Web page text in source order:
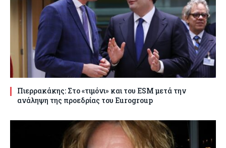
Πιερρακάκης: Στο «τιμόνι» και του ESM μετά την
ανάληψη της προεδρίας του Eurogroup